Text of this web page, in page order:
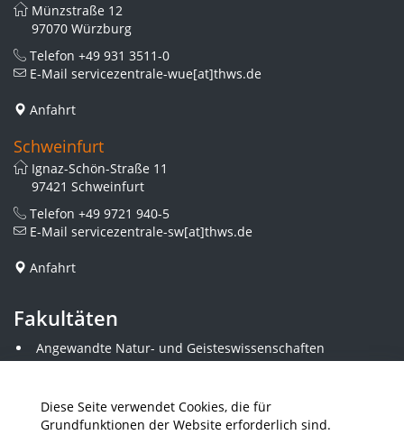
Diese Seite verwendet Cookies, die für
Grundfunktionen der Website erforderlich sind.
Münzstraße 12
97070 Würzburg
Telefon +49 931 3511-0
E-Mail servicezentrale-wue[at]thws.de
Anfahrt
Schweinfurt
Ignaz-Schön-Straße 11
97421 Schweinfurt
Telefon +49 9721 940-5
E-Mail servicezentrale-sw[at]thws.de
Anfahrt
Fakultäten
Angewandte Natur- und Geisteswissenschaften
Angewandte Sozialwissenschaften
Elektrotechnik
Gestaltung